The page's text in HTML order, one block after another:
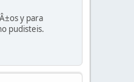
y para
pudisteis.